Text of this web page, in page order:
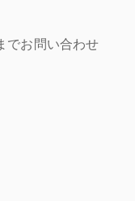
でお問い合わせ